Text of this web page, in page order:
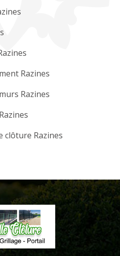
Razines
Razines
clôture Razines